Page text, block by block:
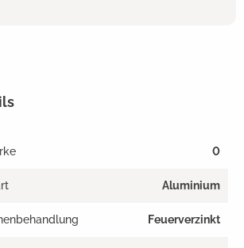
0
Aluminium
Feuerverzinkt